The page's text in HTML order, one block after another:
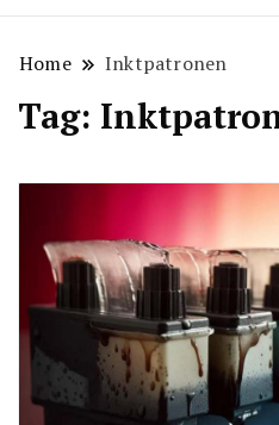
Home Inktpatronen
Tag: